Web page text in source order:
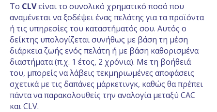
Το CLVείναι το συνολικό χρηματικό ποσό που
αναμένεται να ξοδέψει ένας πελάτης για τα προϊόντα
ή τις υπηρεσίες του καταστήματός σου. Αυτός ο
δείκτης υπολογίζεται συνήθως με βάση τη μέση
διάρκεια ζωής ενός πελάτη ή με βάση καθορισμένα
διαστήματα (π.χ. 1 έτος, 2 χρόνια). Με τη βοήθειά
του, μπορείς να λάβεις τεκμηριωμένες αποφάσεις
σχετικά με τις δαπάνες μάρκετινγκ, καθώς θα πρέπει
πάντα να παρακολουθείς την αναλογία μεταξύ CAC
και CLV.